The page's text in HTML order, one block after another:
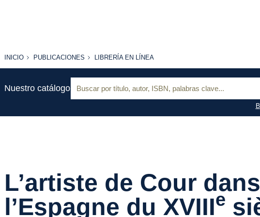
INICIO
INICIO PUBLICACIONES
PUBLICACIONES
LIBRERÍA
LÍNEA
LIBRERÍA EN LÍNEA
Nuestro catálogo
L’artiste de Cour dans
l’Espagne du XVIIIe